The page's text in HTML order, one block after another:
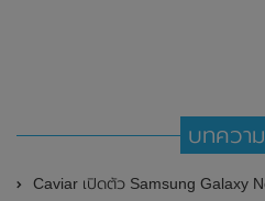
บทควา
Caviar เปิดตัว Samsung Galaxy Note20 Ultra Eternity ที่ได้รับแรงบันดาลใจมาจากอ